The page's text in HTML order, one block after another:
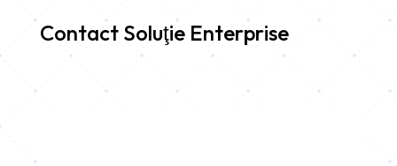
Contact Soluţie Enterprise